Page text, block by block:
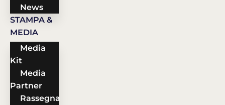
News
STAMPA &
MEDIA
Media
Kit
Media
Partner
Rassegna